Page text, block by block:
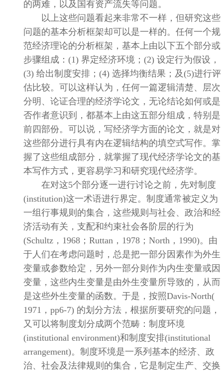
的两难，以及国有资产流失等问题。
以上这些问题看起来非常不一样，但研究这些
问题的基本分析框架却可以是一样的。任何一个规
范经济理论的分析框架，基本上由以下五个部分或
步骤组成： (1) 界定经济环境； (2) 设定行为假设，
(3) 给出制度安排； (4) 选择均衡结果；及(5)进行评
估比较。可以这样认为，任何一篇逻辑清楚、层次
分明、论证合理的经济学论文，无论结论如何或是
否作者意识到，都基本上由这五部分组成，特别是
前四部份。可以说，写经济学方面的论文，就是对
这些部分进行具有内在逻辑结构的填空式写作。掌
握了这些组成部分，就掌握了现代经济学论文的基
本写作方式，更容易学习和研究现代经济学。
在对这5个部分逐一进行讨论之前，先对制度
(institution)这一术语进行界定。制度通常被定义为
一组行事规则的集合，这些规则与社会、政治和经
济活动有关，支配和约束社会各阶层的行为
(Schultz ， 1968 ； Ruttan ， 1978 ； North ， 1990)。由
于人们在考虑问题时，总是把一部分因素作为外生
变量或参数给定，另外一部分则作为内生变量或因
变量，这些内生变量是由外生变量所导致的，从而
是这些外生变量的函数。于是，按照Davis-North(
1971 ， pp6-7) 的划分方法，根据所要研究的问题，
又可以将制度划分成两个范畴：制度环境
(institutional environment)和制度安排(institutional
arrangement)。制度环境是一系列基本的经济、政
治、社会及法律规则的集合，它是制定生产、交换